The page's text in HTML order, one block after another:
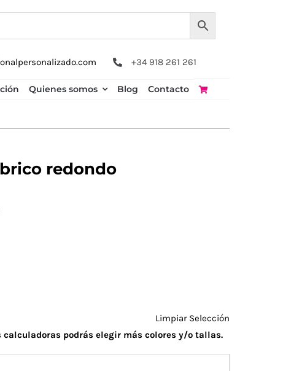
+34 918 261 261
Quienes somos Blog Contacto
redondo
Limpiar Selección
calculadoras podrás elegir más colores y/o tallas.